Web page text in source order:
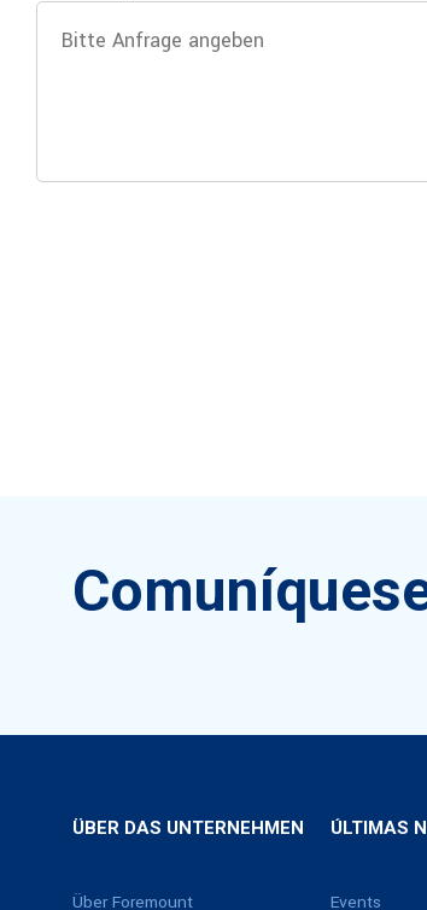
ÜBER DAS UNTERNEHMEN
Über Foremount
ÚLTIMAS
Events